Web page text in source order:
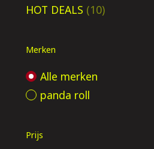
HOT DEALS (10)
Merken
Alle merken
panda roll
Prijs